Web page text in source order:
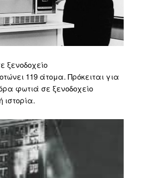
ξενοδοχείο
119 άτομα. Πρόκειται για
φωτιά σε ξενοδοχείο
ιστορία.